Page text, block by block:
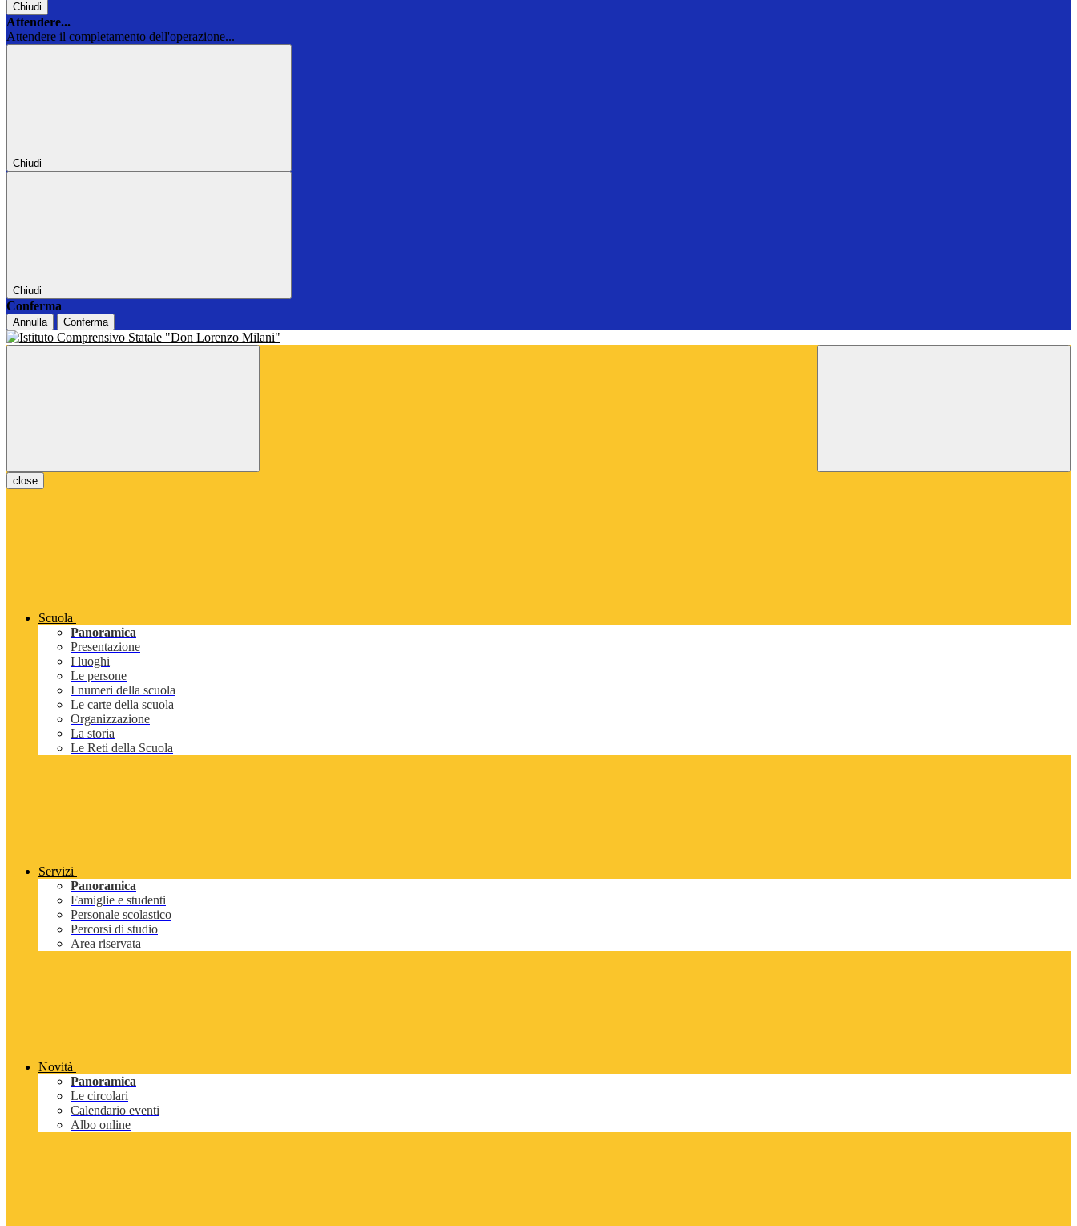
Chiudi
Attendere...
Attendere il completamento dell'operazione...
Chiudi
Chiudi
Conferma
Annulla Conferma
close
Scuola
Panoramica
Presentazione
I luoghi
Le persone
I numeri della scuola
Le carte della scuola
Organizzazione
La storia
Le Reti della Scuola
Servizi
Panoramica
Famiglie e studenti
Personale scolastico
Percorsi di studio
Area riservata
Novità
Panoramica
Le circolari
Calendario eventi
Albo online